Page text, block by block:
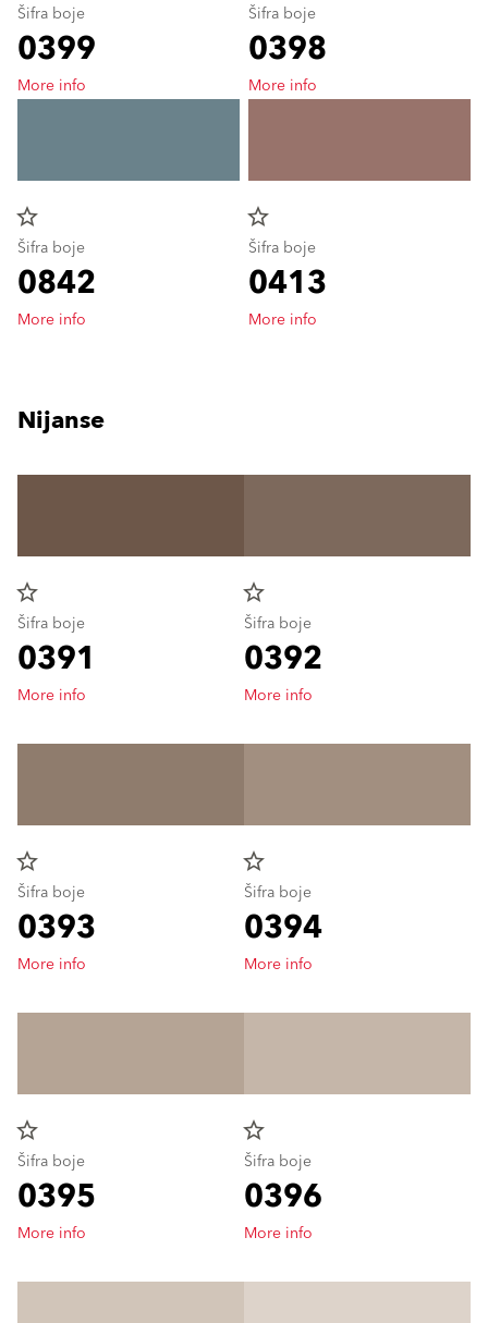
Šifra boje
0399
More info
star_border
Šifra boje
0842
More info
Šifra boje
0398
More info
star_border
Šifra boje
0413
More info
Nijanse
star_border
Šifra boje
0391
More info
star_border
Šifra boje
0392
More info
star_border
Šifra boje
0393
More info
star_border
Šifra boje
0394
More info
star_border
Šifra boje
0395
More info
star_border
Šifra boje
0396
More info